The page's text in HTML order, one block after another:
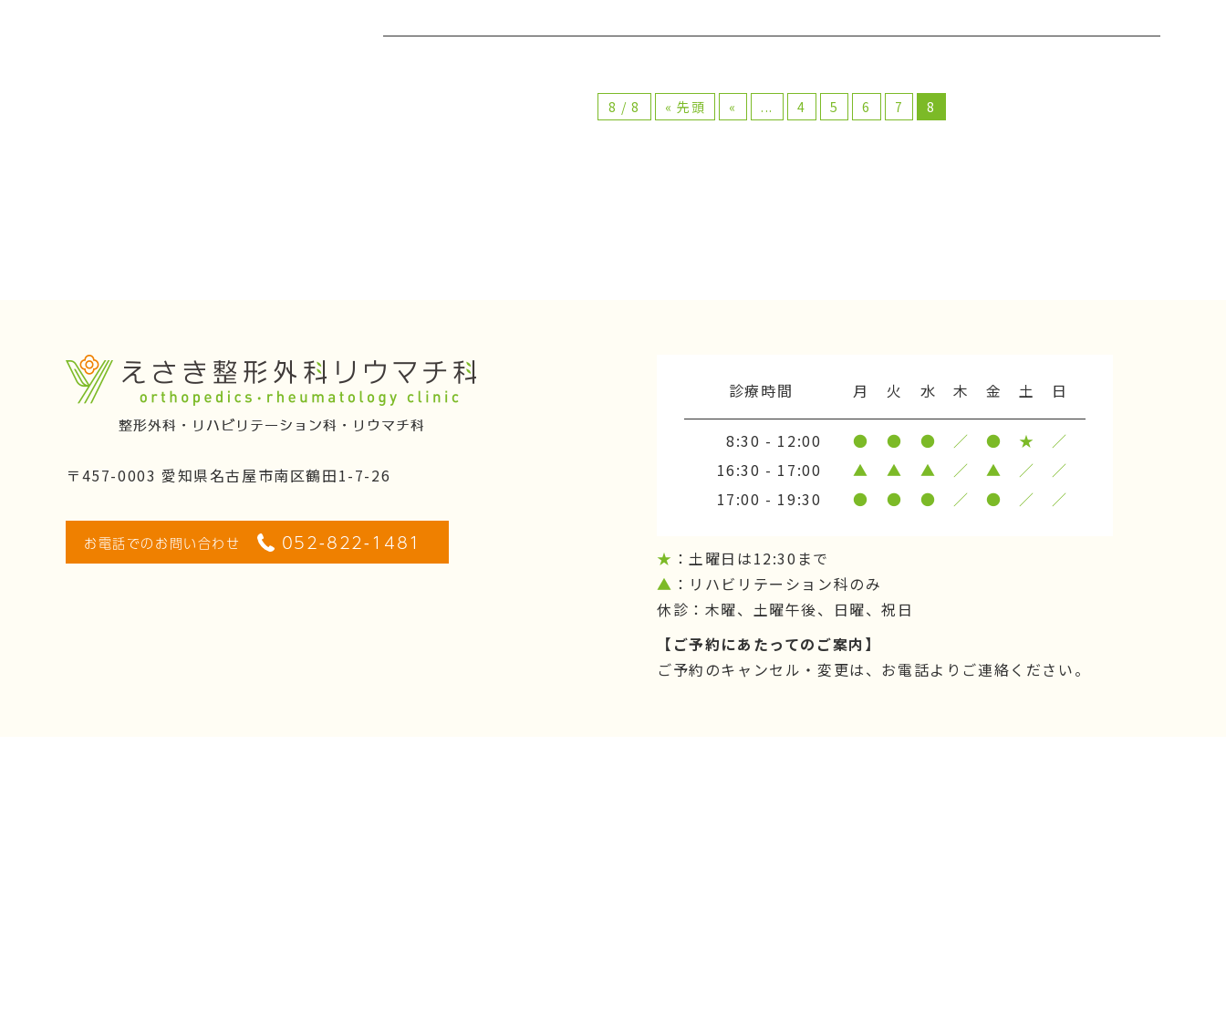
8 / 8 « 先頭 « ... 4 5 6 7 8
〒457-0003 愛知県名古屋市南区鶴田1-7-26
お電話でのお問い合わせ 052-822-1481
診療時間 月 火 水 木 金 土 日
8:30 - 12:00 ● ● ● ／ ● ★
／
16:30 - 17:00
▲ ▲ ▲ ／ ▲ ／
／
17:00 - 19:30
● ● ● ／ ● ／ ／
★ ：土曜日は12:30まで
▲ ：リハビリテーション科のみ
休診：木曜、土曜午後、日曜、祝日
【ご予約にあたってのご案内】
ご予約のキャンセル・変更は、お電話よりご連絡ください。